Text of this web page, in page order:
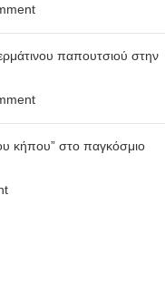
παπουτσιού στην
κήπου” στο παγκόσμιο